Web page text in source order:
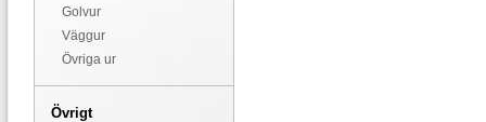
Golvur
Väggur
Övriga ur
Övrigt